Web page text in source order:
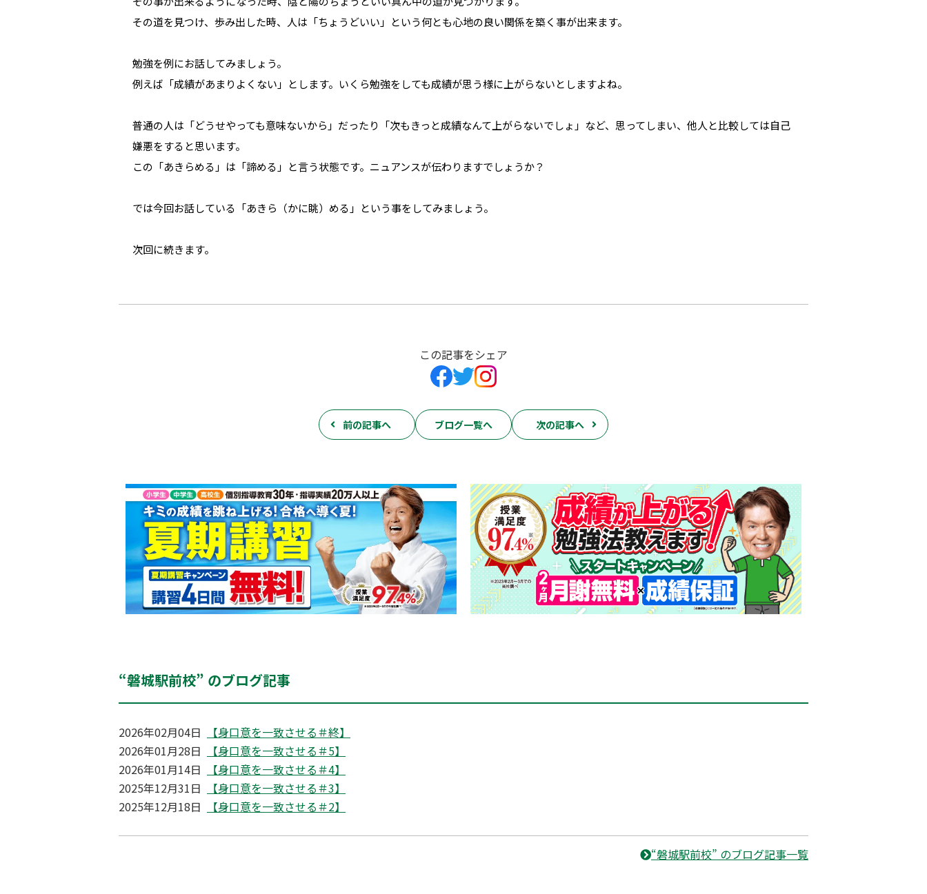
その道を見つけ、歩み出した時、人は「ちょうどいい」という何とも心地の良い関係を築く事が出来ます。
勉強を例にお話してみましょう。
例えば「成績があまりよくない」とします。いくら勉強をしても成績が思う様に上がらないとしますよね。
普通の人は「どうせやっても意味ないから」だったり「次もきっと成績なんて上がらないでしょ」など、思ってしまい、他人と比較しては自己
嫌悪をすると思います。
この「あきらめる」は「諦める」と言う状態です。ニュアンスが伝わりますでしょうか？
では今回お話している「あきら（かに眺）める」という事をしてみましょう。
次回に続きます。
この記事をシェア
前の記事へ ブログ一覧へ 次の記事へ
“磐城駅前校” のブログ記事
2026年02月04日
【身口意を一致させる＃終】
2026年01月28日
【身口意を一致させる＃5】
2026年01月14日
【身口意を一致させる＃4】
2025年12月31日
【身口意を一致させる＃3】
2025年12月18日
【身口意を一致させる＃2】
“磐城駅前校” のブログ記事一覧